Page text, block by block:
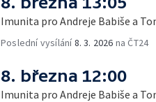
Imunita pro Andreje Babiše a
Poslední vysílání8. 3. 2026 na ČT24
8. března 12:00
Imunita pro Andreje Babiše a